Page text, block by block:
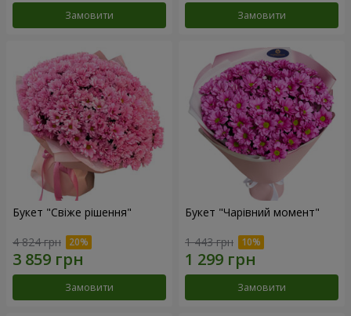
Замовити Замовити
Букет "Свіже рішення"
4 824 грн
Замовити
Букет "Чарівний момент"
1 443 грн
Замовити